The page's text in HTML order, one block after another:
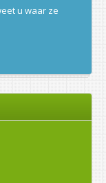
u waar ze